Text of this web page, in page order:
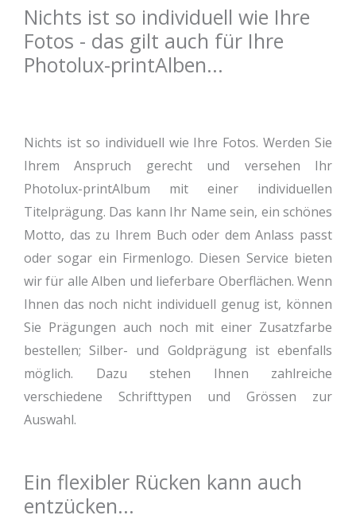
Nichts ist so individuell wie Ihre
Fotos - das gilt auch für Ihre
Photolux-printAlben...
Nichts ist so individuell wie Ihre Fotos. Werden Sie
Ihrem Anspruch gerecht und versehen Ihr
Photolux-printAlbum mit einer individuellen
Titelprägung. Das kann Ihr Name sein, ein schönes
Motto, das zu Ihrem Buch oder dem Anlass passt
oder sogar ein Firmenlogo. Diesen Service bieten
wir für alle Alben und lieferbare Oberflächen. Wenn
Ihnen das noch nicht individuell genug ist, können
Sie Prägungen auch noch mit einer Zusatzfarbe
bestellen; Silber- und Goldprägung ist ebenfalls
möglich. Dazu stehen Ihnen zahlreiche
verschiedene Schrifttypen und Grössen zur
Auswahl.
Ein flexibler Rücken kann auch
entzücken...